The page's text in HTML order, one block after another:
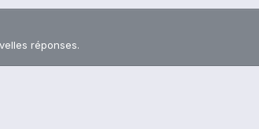
réponses.